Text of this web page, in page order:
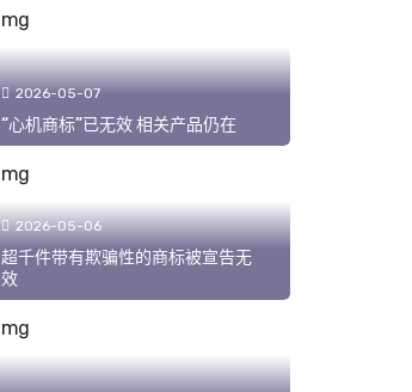
2026-05-07
“心机商标”已无效 相关产品仍在
2026-05-06
超千件带有欺骗性的商标被宣告无
效